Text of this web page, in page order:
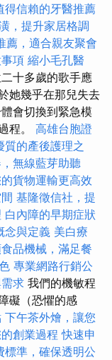
得信賴的牙醫推薦
，提升家居格調
薦，適合親友聚會
項 縮小毛孔醫
十多歲的歌手應
她幾乎在那兒失去
會切換到緊急模
程。 高雄台胞證
質的產後護理之
無線藍芽助聽
貨物運輸更高效
基隆徵信社，提
白內障的早期症狀
念與定義 美白療
品機械，滿足餐
專業網路行銷公
求 我們的機敏程
礙（恐懼的感
下午茶外燴，讓您
創業過程 快速申
標準，確保透明公